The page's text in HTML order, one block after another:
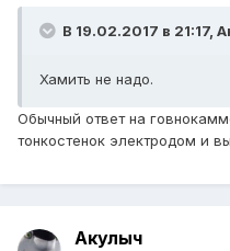
В 19.02.2017 в 21:17,
Хамить не надо.
Обычный ответ на
тонкостенок электродом и
Акулыч